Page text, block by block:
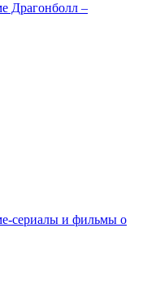
Драгонболл –
сериалы и фильмы о